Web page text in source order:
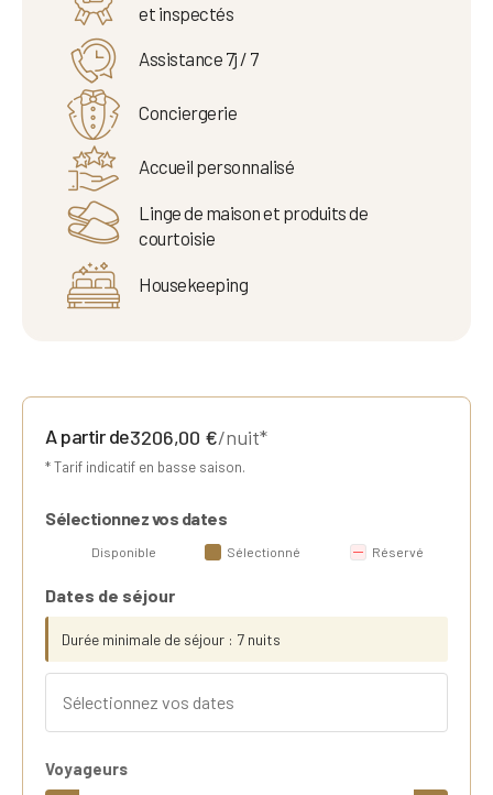
et inspectés
Assistance 7j / 7
Conciergerie
Accueil personnalisé
Linge de maison et produits de
courtoisie
Housekeeping
A partir de3206,00 €/nuit*
* Tarif indicatif en basse saison.
Sélectionnez vos dates
Disponible Sélectionné Réservé
Dates de séjour
Durée minimale de séjour : 7 nuits
Voyageurs